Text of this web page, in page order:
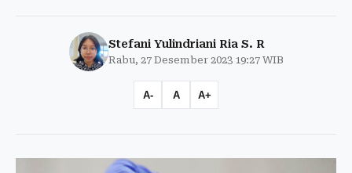
Stefani Yulindriani Ria S. R
Rabu, 27 Desember 2023 19:27 WIB
A- A A+